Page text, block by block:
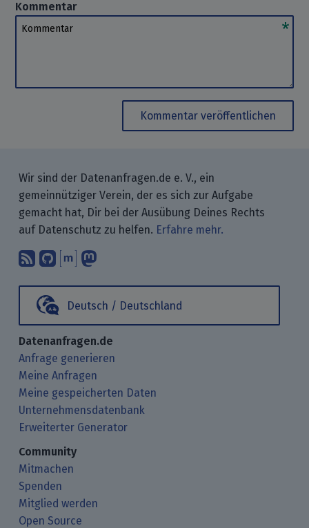
Kommentar
Kommentar
Kommentar veröffentlichen
Wir sind der Datenanfragen.de e. V., ein
gemeinnütziger Verein, der es sich zur Aufgabe
gemacht hat, Dir bei der Ausübung Deines Rechts
auf Datenschutz zu helfen. Erfahre mehr.
Abonniere unsere Blogbeiträge mit
Finde uns bei GitHub.
Unterhalte Dich mit uns über
Deutsch / Deutschland
Datenanfragen.de
Anfrage generieren
Meine Anfragen
Meine gespeicherten Daten
Unternehmensdatenbank
Erweiterter Generator
Community
Mitmachen
Spenden
Mitglied werden
Open Source